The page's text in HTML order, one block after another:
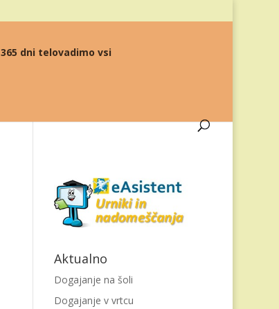
365 dni telovadimo vsi
Aktualno
Dogajanje na šoli
Dogajanje v vrtcu